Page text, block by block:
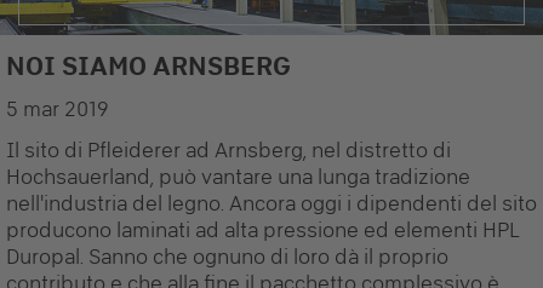
- Lo storico sito di produzione di Arnsberg
NOI SIAMO ARNSBERG
5 mar 2019
Il sito di Pfleiderer ad Arnsberg, nel distretto di
Hochsauerland, può vantare una lunga tradizione
nell'industria del legno. Ancora oggi i dipendenti del sito
producono laminati ad alta pressione ed elementi HPL
Duropal. Sanno che ognuno di loro dà il proprio
contributo e che alla fine il pacchetto complessivo è